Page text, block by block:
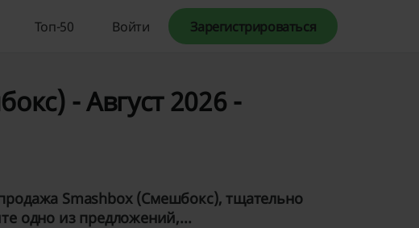
Топ-50 Войти Зарегистрироваться
- Август 2026 -
Smashbox (Смешбокс), тщательно
одно из предложений,...